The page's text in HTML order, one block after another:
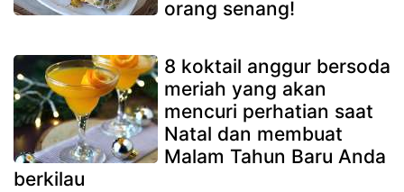
orang senang!
8 koktail anggur bersoda
meriah yang akan
mencuri perhatian saat
Natal dan membuat
Malam Tahun Baru Anda
berkilau